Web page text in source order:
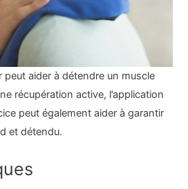
peut aider à détendre un muscle
récupération active, l’application
peut également aider à garantir
et détendu.